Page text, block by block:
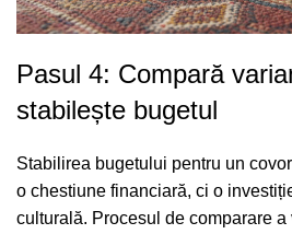
Pasul 4: Compară
stabilește bugetul
Stabilirea bugetului pentru un
o chestiune financiară, ci o
culturală. Procesul de comparare